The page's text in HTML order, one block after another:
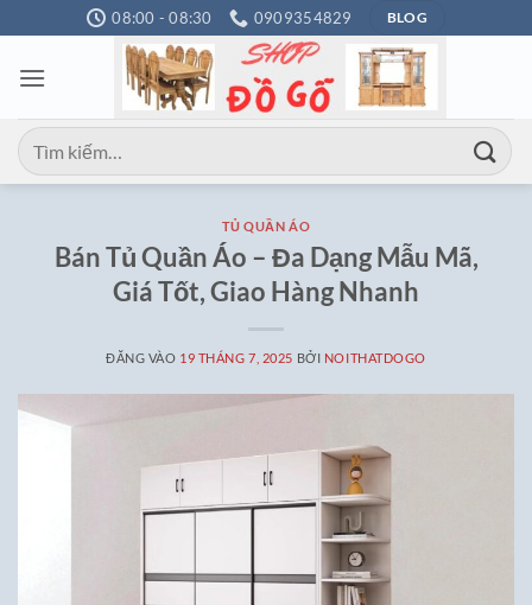
qua
nội
08:00 - 08:30 0909354829 BLOG
Tìm
kiếm:
TỦ QUẦN ÁO
Bán Tủ Quần Áo – Đa Dạng Mẫu Mã,
Giá Tốt, Giao Hàng Nhanh
ĐĂNG VÀO 19 THÁNG 7, 2025 BỞI NOITHATDOGO